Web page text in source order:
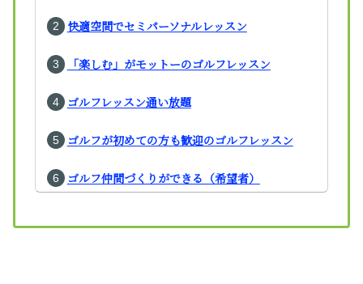
快適空間でセミパーソナルレッスン
「楽しむ」がモットーのゴルフレッスン
ゴルフレッスン通い放題
ゴルフが初めての方も歓迎のゴルフレッスン
ゴルフ仲間づくりができる（希望者）